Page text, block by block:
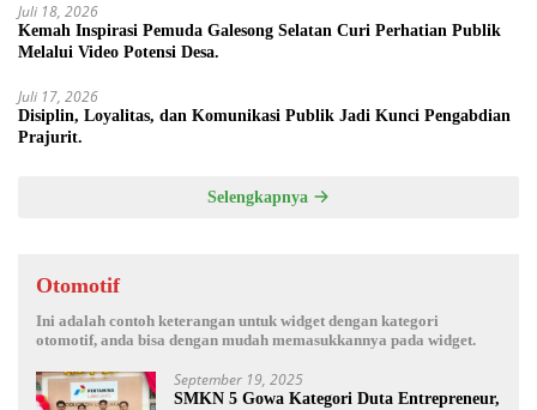
Juli 18, 2026
Kemah Inspirasi Pemuda Galesong Selatan Curi Perhatian Publik
Melalui Video Potensi Desa.
Juli 17, 2026
Disiplin, Loyalitas, dan Komunikasi Publik Jadi Kunci Pengabdian
Prajurit.
Selengkapnya
Otomotif
Ini adalah contoh keterangan untuk widget dengan kategori
otomotif, anda bisa dengan mudah memasukkannya pada widget.
September 19, 2025
SMKN 5 Gowa Kategori Duta Entrepreneur,